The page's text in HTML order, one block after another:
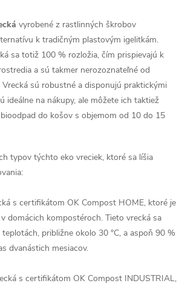
vyrobené z rastlinných škrobov
k tradičným plastovým igelitkám.
sa totiž 100 % rozložia, čím prispievajú k
a sú takmer nerozoznateľné od
sú robustné a disponujú praktickými
ideálne na nákupy, ale môžete ich taktiež
do košov s objemom od 10 do 15
typov týchto eko vreciek, ktoré sa líšia
s certifikátom OK Compost HOME, ktoré je
domácich kompostéroch. Tieto vrecká sa
približne okolo 30 °C, a aspoň 90 %
dvanástich mesiacov.
s certifikátom OK Compost INDUSTRIAL,